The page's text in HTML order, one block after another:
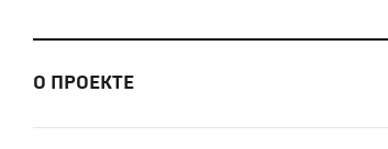
О ПРОЕКТЕ